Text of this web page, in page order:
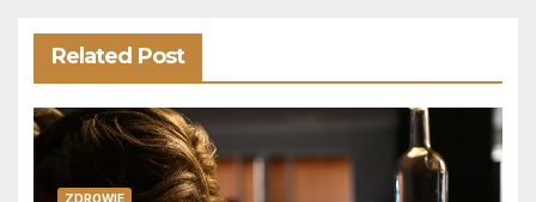
Related Post
ZDROWIE